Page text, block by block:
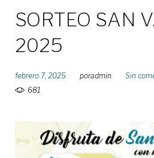
SORTEO SAN
2025
febrero 7, 2025 poradmin Sin
681